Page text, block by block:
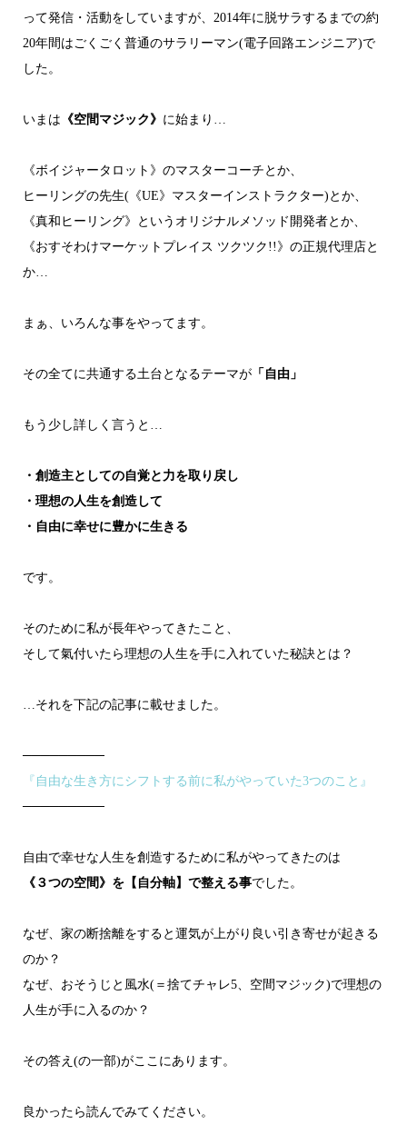
って発信・活動をしていますが、 2014年に脱サラするまでの約
20年間はごくごく普通のサラリーマン(電子回路エンジニア)で
した。
いまは 《空間マジック》 に始まり…
《ボイジャータロット》のマスターコーチとか、
ヒーリングの先生(《UE》マスターインストラクター)とか、
《真和ヒーリング》というオリジナルメソッド開発者とか、
《おすそわけマーケットプレイス ツクツク!!》の正規代理店と
か…
まぁ、いろんな事をやってます。
その全てに共通する土台となるテーマが「自由」
もう少し詳しく言うと…
・創造主としての自覚と力を取り戻し
・理想の人生を創造して
・自由に幸せに豊かに生きる
です。
そのために私が長年やってきたこと、
そして氣付いたら理想の人生を手に入れていた秘訣とは？
…それを下記の記事に載せました。
─────────
『自由な生き方にシフトする前に私がやっていた3つのこと』
─────────
自由で幸せな人生を創造するために私がやってきたのは
《３つの空間》を【自分軸】で整える事でした。
なぜ、家の断捨離をすると運気が上がり良い引き寄せが起きる
のか？
なぜ、おそうじと風水(＝捨てチャレ5、空間マジック)で理想の
人生が手に入るのか？
その答え(の一部)がここにあります。
良かったら読んでみてください。